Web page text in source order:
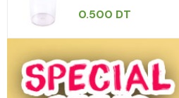
0.500 DT